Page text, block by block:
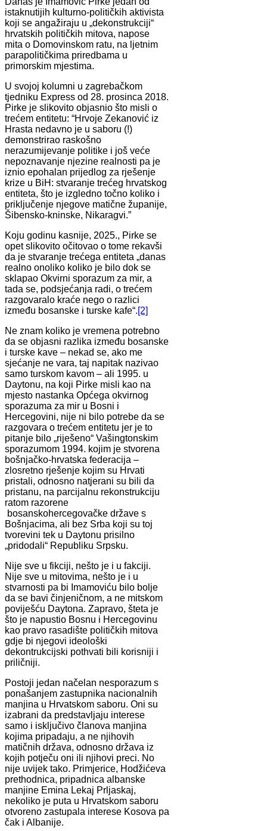
istaknutijih kulturno-političkih aktivista
koji se angažiraju u „dekonstrukciji“
hrvatskih političkih mitova, napose
mita o Domovinskom ratu, na ljetnim
parapolitičkima priredbama u
primorskim mjestima.
U svojoj kolumni u zagrebačkom
tjedniku Express od 28. prosinca 2018.
Pirke je slikovito objasnio što misli o
trećem entitetu: “Hrvoje Zekanović iz
Hrasta nedavno je u saboru (!)
demonstrirao raskošno
nerazumijevanje politike i još veće
nepoznavanje njezine realnosti pa je
iznio epohalan prijedlog za rješenje
krize u BiH: stvaranje trećeg hrvatskog
entiteta, što je izgledno točno koliko i
priključenje njegove matične županije,
Šibensko-kninske, Nikaragvi.”
Koju godinu kasnije, 2025., Pirke se
opet slikovito očitovao o tome rekavši
da je stvaranje trećega entiteta „danas
realno onoliko koliko je bilo dok se
sklapao Okvirni sporazum za mir, a
tada se, podsjećanja radi, o trećem
razgovaralo kraće nego o razlici
između bosanske i turske kafe“.[2]
Ne znam koliko je vremena potrebno
da se objasni razlika između bosanske
i turske kave – nekad se, ako me
sjećanje ne vara, taj napitak nazivao
samo turskom kavom – ali 1995. u
Daytonu, na koji Pirke misli kao na
mjesto nastanka Općega okvirnog
sporazuma za mir u Bosni i
Hercegovini, nije ni bilo potrebe da se
razgovara o trećem entitetu jer je to
pitanje bilo „riješeno“ Vašingtonskim
sporazumom 1994. kojim je stvorena
bošnjačko-hrvatska federacija –
zlosretno rješenje kojim su Hrvati
pristali, odnosno natjerani su bili da
pristanu, na parcijalnu rekonstrukciju
ratom razorene
bosanskohercegovačke države s
Bošnjacima, ali bez Srba koji su toj
tvorevini tek u Daytonu prisilno
„pridodali“ Republiku Srpsku.
Nije sve u fikciji, nešto je i u fakciji.
Nije sve u mitovima, nešto je i u
stvarnosti pa bi Imamoviću bilo bolje
da se bavi činjeničnom, a ne mitskom
poviješću Daytona. Zapravo, šteta je
što je napustio Bosnu i Hercegovinu
kao pravo rasadište političkih mitova
gdje bi njegovi ideološki
dekontrukcijski pothvati bili korisniji i
priličniji.
Postoji jedan načelan nesporazum s
ponašanjem zastupnika nacionalnih
manjina u Hrvatskom saboru. Oni su
izabrani da predstavljaju interese
samo i isključivo članova manjina
kojima pripadaju, a ne njihovih
matičnih država, odnosno država iz
kojih potječu oni ili njihovi preci. No
nije uvijek tako. Primjerice, Hodžićeva
prethodnica, pripadnica albanske
manjine Emina Lekaj Prljaskaj,
nekoliko je puta u Hrvatskom saboru
otvoreno zastupala interese Kosova pa
čak i Albanije.